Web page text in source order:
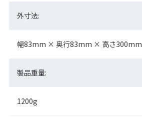
外寸法:
幅83mm × 奥行83mm × 高さ300mm
製品重量:
1200g